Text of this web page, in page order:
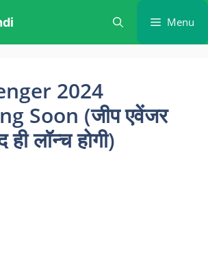
Menu
2024
Soon (जीप एवेंजर
लॉन्च होगी)